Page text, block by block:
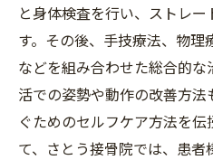
と身体検査を行い、ストレ
す。その後、手技療法、物
などを組み合わせた総合的
活での姿勢や動作の改善方
ぐためのセルフケア方法を
て、さとう接骨院では、患